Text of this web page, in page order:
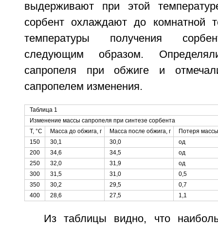
выдерживают при этой
сорбент охлаждают до комнатной
температуры получения
следующим образом.
сапропеля при обжиге и
сапропелем изменения.
Таблица 1
Изменение массы сапропеля при синтезе сорбента
T, °C
Масса до обжига, г Масса после обжига, г
Потеря
150
30,1 30,0
од
200
34,6 34,5
од
250
32,0 31,9
од
300
31,5 31,0
0,5
350
30,2 29,5
0,7
400
28,6 27,5 1,1
Из таблицы видно, что